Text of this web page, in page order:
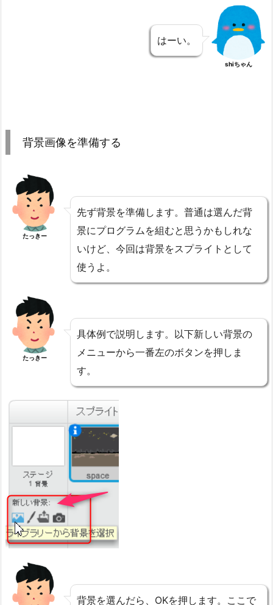
はーい。
shiちゃん
背景画像を準備する
たっきー
先ず背景を準備します。普通は選んだ背
景にプログラムを組むと思うかもしれな
いけど、今回は背景をスプライトとして
使うよ。
たっきー
具体例で説明します。以下新しい背景の
メニューから一番左のボタンを押しま
す。
背景を選んだら、OKを押します。ここで